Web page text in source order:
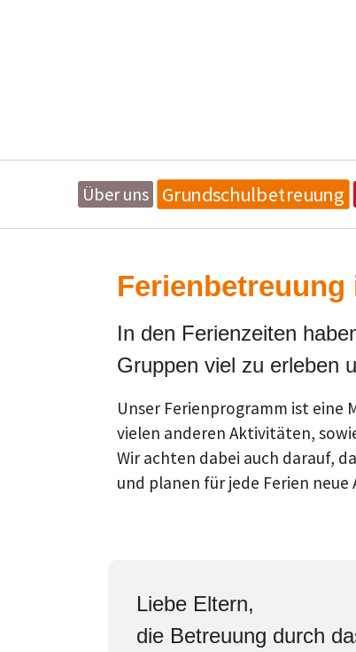
Zum Hauptinhalt springen
Über uns Grundschulbetreuung
In den Ferienzeiten
Gruppen viel zu erleben
Unser Ferienprogramm ist eine
vielen anderen Aktivitäten,
Wir achten dabei auch darauf,
und planen für jede Ferien
Liebe Eltern,
die Betreuung durch